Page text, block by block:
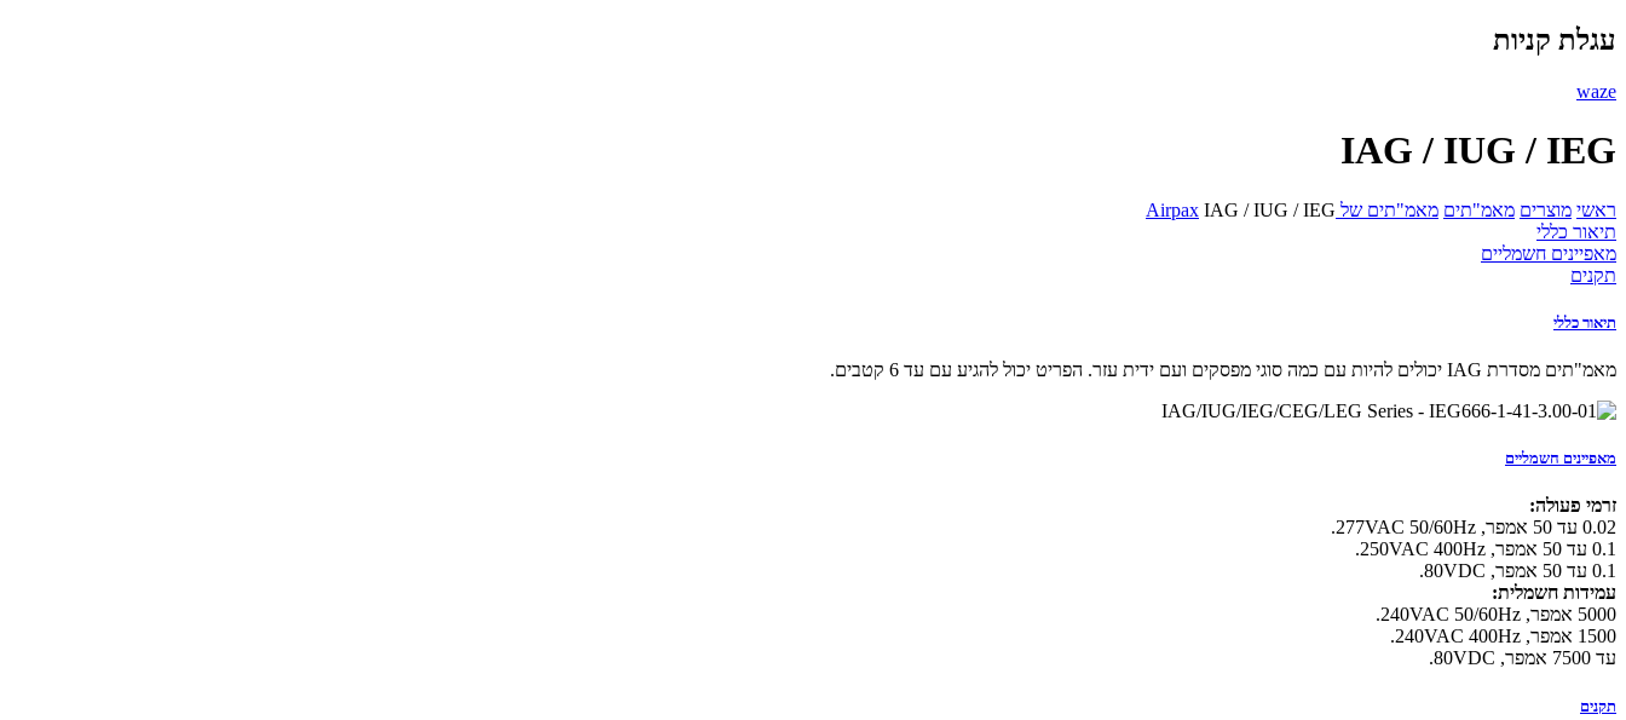
עגלת קניות
waze
IAG / IUG / IEG
ראשי מוצרים מאמ"תים מאמ"תים של Airpax IAG / IUG / IEG
תיאור כללי
מאפיינים חשמליים
תקנים
תיאור כללי
מאמ"תים מסדרת IAG יכולים להיות עם כמה סוגי מפסקים ועם ידית עזר. הפריט יכול להגיע עם עד 6 קטבים.
מאפיינים חשמליים
זרמי פעולה:
0.02 עד 50 אמפר, 277VAC 50/60Hz.
0.1 עד 50 אמפר, 250VAC 400Hz.
0.1 עד 50 אמפר, 80VDC.
עמידות חשמלית:
5000 אמפר, 240VAC 50/60Hz.
1500 אמפר, 240VAC 400Hz.
עד 7500 אמפר, 80VDC.
תקנים